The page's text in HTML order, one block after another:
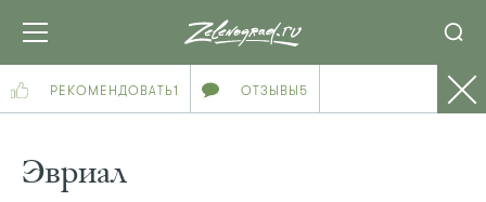
РЕКОМЕНДОВАТЬ1 ОТЗЫВЫ5
Эвриал